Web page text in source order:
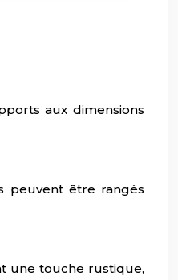
aux dimensions
peuvent être rangés
une touche rustique,